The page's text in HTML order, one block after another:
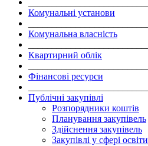
Комунальні установи
Комунальна власність
Квартирний облік
Фінансові ресурси
Публічні закупівлі
Розпорядники коштів
Планування закупівель
Здійснення закупівель
Закупівлі у сфері освіти